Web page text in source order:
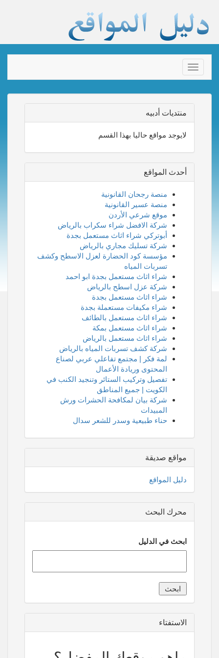
Toggle
navigation
منتديات أدبيه
لايوجد مواقع حاليا بهذا القسم
أحدث المواقع
منصة رجحان القانونية
منصة عسير القانونية
موقع شرعي الأردن
شركة الافضل شراء سكراب بالرياض
أبوتركي شراء اثاث مستعمل بجدة
شركة تسليك مجاري بالرياض
مؤسسة كود الحضارة لعزل الاسطح وكشف
تسربات المياه
شراء اثاث مستعمل بجدة ابو احمد
شركة عزل اسطح بالرياض
شراء اثاث مستعمل بجدة
شراء مكيفات مستعملة بجدة
شراء اثاث مستعمل بالطائف
شراء اثاث مستعمل بمكة
شراء اثاث مستعمل بالرياض
شركة كشف تسربات المياه بالرياض
لمة فكر | مجتمع تفاعلي عربي لصناع
المحتوى وريادة الأعمال
تفصيل وتركيب الستائر وتنجيد الكنب في
الكويت | جميع المناطق
شركة بيان لمكافحة الحشرات ورش
المبيدات
حناء طبيعية وسدر للشعر سدال
مواقع صديقة
دليل المواقع
محرك البحث
ابحث في الدليل
الاستفتاء